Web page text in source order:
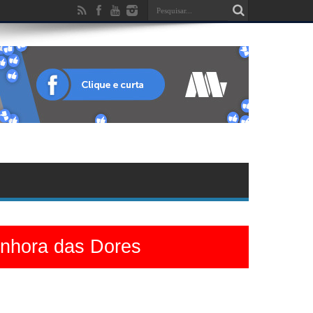
das Dores